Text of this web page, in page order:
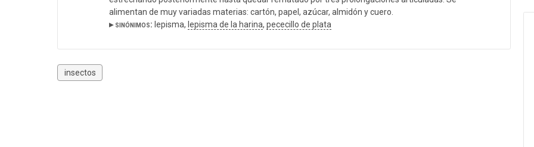
alimentan de muy variadas materias: cartón, papel, azúcar, almidón y cuero.
▸ sinónimos: lepisma, lepisma de la harina, pececillo de plata
insectos